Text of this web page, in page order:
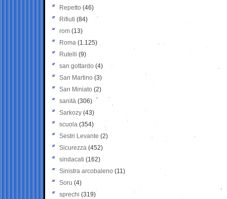
Repetto (46)
Rifiuti (84)
rom (13)
Roma (1.125)
Rutelli (9)
san gottardo (4)
San Martino (3)
San Miniato (2)
sanità (306)
Sarkozy (43)
scuola (354)
Sestri Levante (2)
Sicurezza (452)
sindacati (162)
Sinistra arcobaleno (11)
Soru (4)
sprechi (319)